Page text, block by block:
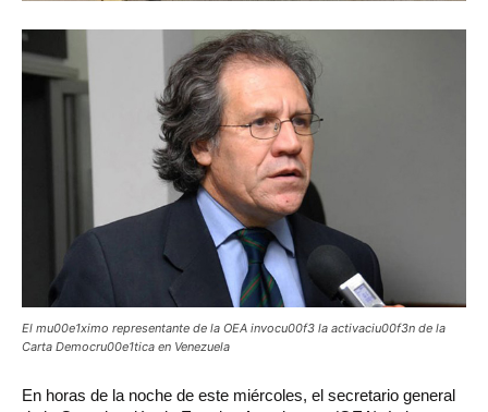
El mu00e1ximo representante de la OEA invocu00f3 la activaciu00f3n de la
Carta Democru00e1tica en Venezuela
En horas de la noche de este miércoles, el secretario general